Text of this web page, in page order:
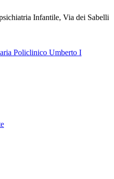
Infantile, Via dei Sabelli